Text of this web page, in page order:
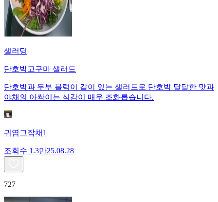
샐러딩
단호박고구마 샐러드
단호박과 두부 블럭이 같이 있는 샐러드로 단호박 달달한 맛과
야채의 아싹이는 식감이 매우 조화롭습니다.
귀염그잡채1
조회수 1.3만25.08.28
727